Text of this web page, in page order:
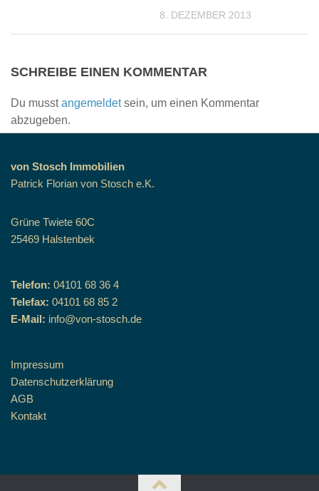
8. DEZEMBER 2013
SCHREIBE EINEN KOMMENTAR
Du musstangemeldetsein, um einen Kommentar
abzugeben.
von Stosch Immobilien
Patrick Florian von Stosch e.K.
Grüne Twiete 60C
25469 Halstenbek
Telefon: 04101 68 36 4
Telefax: 04101 68 85 2
E-Mail: info@von-stosch.de
Impressum
Datenschutzerklärung
AGB
Kontakt